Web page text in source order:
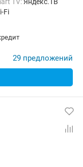
Fi
29 предложений